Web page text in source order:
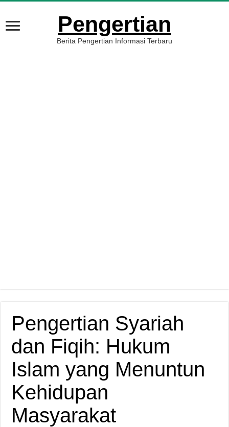
Pengertian
Berita Pengertian Informasi Terbaru
Pengertian Syariah
dan Fiqih: Hukum
Islam yang Menuntun
Kehidupan
Masyarakat